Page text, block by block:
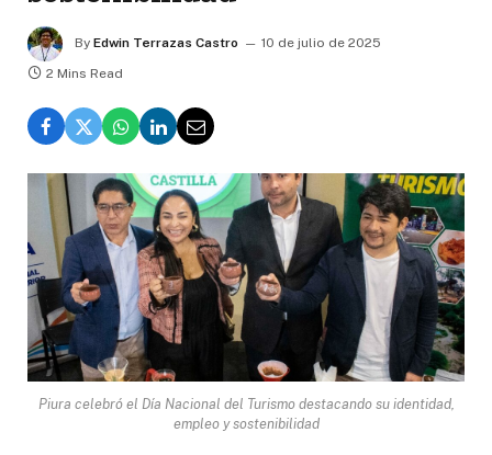
By Edwin Terrazas Castro
10 de julio de 2025
2 Mins Read
Piura celebró el Día Nacional del Turismo destacando su identidad,
empleo y sostenibilidad